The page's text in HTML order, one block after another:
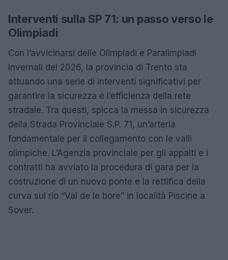
Interventi sulla SP 71: un passo verso le
Olimpiadi
Con l’avvicinarsi delle Olimpiadi e Paralimpiadi
Invernali del 2026, la provincia di Trento sta
attuando una serie di interventi significativi per
garantire la sicurezza e l’efficienza della rete
stradale. Tra questi, spicca la messa in sicurezza
della Strada Provinciale S.P. 71, un’arteria
fondamentale per il collegamento con le valli
olimpiche. L’Agenzia provinciale per gli appalti e i
contratti ha avviato la procedura di gara per la
costruzione di un nuovo ponte e la rettifica della
curva sul rio “Val de le bore” in località Piscine a
Sover.